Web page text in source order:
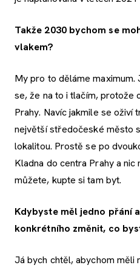
Takže 2030 bychom se
vlakem?
My pro to děláme maximum.
se, že na to i tlačím, protože
Prahy. Navíc jakmile se oživí
největší středočeské město
lokalitou. Prostě se po
Kladna do centra Prahy a
můžete, kupte si tam byt.
Kdybyste měl jedno přání
konkrétního změnit, co
Já bych chtěl, abychom měli